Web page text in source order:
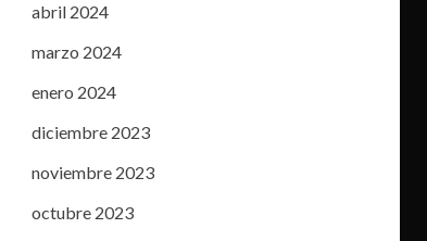
abril 2024
marzo 2024
enero 2024
diciembre 2023
noviembre 2023
octubre 2023